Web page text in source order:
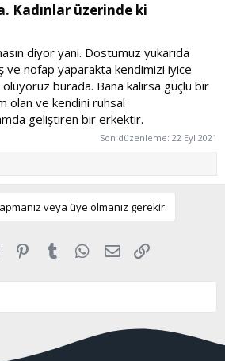
Kadınlar üzerinde ki
diyor yani. Dostumuz yukarıda
ve nofap yaparakta kendimizi iyice
burada. Bana kalırsa güçlü bir
olan ve kendini ruhsal
geliştiren bir erkektir.
Son düzenleme: 22 Eyl 2021
veya üye olmanız gerekir.
Reddit Pinterest
Tumblr WhatsApp
E-posta